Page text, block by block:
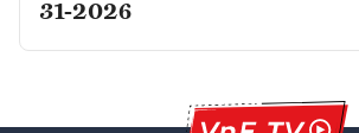
31-2026